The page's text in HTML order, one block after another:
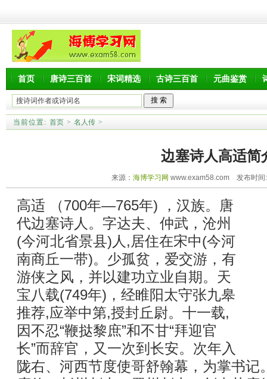
首页 唐诗三百首 宋词精选 古诗三百首 元曲鉴赏
当前位置: 首页 > 名人传 >
边塞诗人高适简
来源： 海博学习网 www.exam58.com 发布时间
高适 （700年—765年) ，汉族。唐
代边塞诗人。字达夫、仲武，沧州
(今河北省景县)人,居住在宋中(今河
南商丘一带)。少孤贫，爱交游，有
游侠之风，并以建功立业自期。天
宝八载(749年)，经睢阳太守张九皋
推荐,应举中第,授封丘尉。十一载,
因不忍“鞭挞黎庶”和不甘“拜迎官
长”而辞官，又一次到长安。次年入
陇右、河西节度使哥舒翰幕，为掌书记